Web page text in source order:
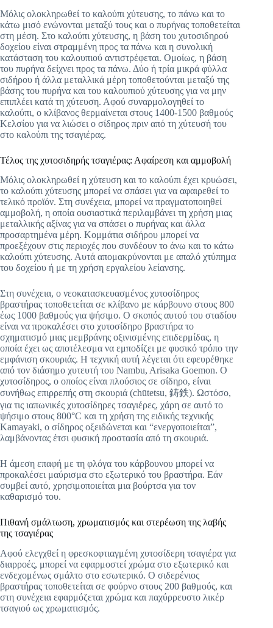
Μόλις ολοκληρωθεί το καλούπι χύτευσης, το πάνω και το
κάτω μισό ενώνονται μεταξύ τους και ο πυρήνας τοποθετείται
στη μέση. Στο καλούπι χύτευσης, η βάση του χυτοσιδηρού
δοχείου είναι στραμμένη προς τα πάνω και η συνολική
κατάσταση του καλουπιού αντιστρέφεται. Ομοίως, η βάση
του πυρήνα δείχνει προς τα πάνω. Δύο ή τρία μικρά φύλλα
σιδήρου ή άλλα μεταλλικά μέρη τοποθετούνται μεταξύ της
βάσης του πυρήνα και του καλουπιού χύτευσης για να μην
επιπλέει κατά τη χύτευση. Αφού συναρμολογηθεί το
καλούπι, ο κλίβανος θερμαίνεται στους 1400-1500 βαθμούς
Κελσίου για να λιώσει ο σίδηρος πριν από τη χύτευσή του
στο καλούπι της τσαγιέρας.
Τέλος της χυτοσιδηρής τσαγιέρας: Αφαίρεση και αμμοβολή
Μόλις ολοκληρωθεί η χύτευση και το καλούπι έχει κρυώσει,
το καλούπι χύτευσης μπορεί να σπάσει για να αφαιρεθεί το
τελικό προϊόν. Στη συνέχεια, μπορεί να πραγματοποιηθεί
αμμοβολή, η οποία ουσιαστικά περιλαμβάνει τη χρήση μιας
μεταλλικής αξίνας για να σπάσει ο πυρήνας και άλλα
προσαρτημένα μέρη. Κομμάτια σιδήρου μπορεί να
προεξέχουν στις περιοχές που συνδέουν το άνω και το κάτω
καλούπι χύτευσης. Αυτά απομακρύνονται με απαλό χτύπημα
του δοχείου ή με τη χρήση εργαλείου λείανσης.
Στη συνέχεια, ο νεοκατασκευασμένος χυτοσίδηρος
βραστήρας τοποθετείται σε κλίβανο με κάρβουνο στους 800
έως 1000 βαθμούς για ψήσιμο. Ο σκοπός αυτού του σταδίου
είναι να προκαλέσει στο χυτοσίδηρο βραστήρα το
σχηματισμό μιας μεμβράνης οξινισμένης επιδερμίδας, η
οποία έχει ως αποτέλεσμα να εμποδίζει με φυσικό τρόπο την
εμφάνιση σκουριάς. Η τεχνική αυτή λέγεται ότι εφευρέθηκε
από τον διάσημο χυτευτή του Nambu, Arisaka Goemon. Ο
χυτοσίδηρος, ο οποίος είναι πλούσιος σε σίδηρο, είναι
συνήθως επιρρεπής στη σκουριά (chūtetsu, 鋳鉄). Ωστόσο,
για τις ιαπωνικές χυτοσίδηρες τσαγιέρες, χάρη σε αυτό το
ψήσιμο στους 800°C και τη χρήση της ειδικής τεχνικής
Kamayaki, ο σίδηρος οξειδώνεται και “ενεργοποιείται”,
λαμβάνοντας έτσι φυσική προστασία από τη σκουριά.
Η άμεση επαφή με τη φλόγα του κάρβουνου μπορεί να
προκαλέσει μαύρισμα στο εξωτερικό του βραστήρα. Εάν
συμβεί αυτό, χρησιμοποιείται μια βούρτσα για τον
καθαρισμό του.
Πιθανή σμάλτωση, χρωματισμός και στερέωση της λαβής
της τσαγιέρας
Αφού ελεγχθεί η φρεσκοφτιαγμένη χυτοσίδερη τσαγιέρα για
διαρροές, μπορεί να εφαρμοστεί χρώμα στο εξωτερικό και
ενδεχομένως σμάλτο στο εσωτερικό. Ο σιδερένιος
βραστήρας τοποθετείται σε φούρνο στους 200 βαθμούς, και
στη συνέχεια εφαρμόζεται χρώμα και παχύρρευστο λικέρ
τσαγιού ως χρωματισμός.